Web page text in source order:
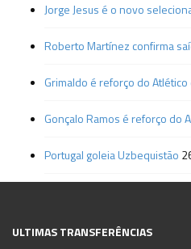
Jorge Jesus é o novo
Roberto Martínez confirma
Grimaldo é reforço do
Gonçalo Ramos é reforço do
Portugal goleia Uzbequistão
ULTIMAS TRANSFERÊNCIAS